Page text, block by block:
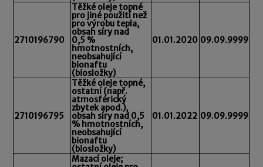
2710196790
Těžké oleje topné
pro jiné použití než
pro výrobu tepla,
obsah síry nad
0,5 %
hmotnostních,
neobsahující
bionaftu
(biosložky)
01.01.2020 09.09.9999
2710196795
Těžké oleje topné,
ostatní (např.
atmosférický
zbytek apod.),
obsah síry nad 0,5
% hmotnostních,
neobsahující
bionaftu
(biosložky)
01.01.2022 09.09.9999
Mazací oleje;